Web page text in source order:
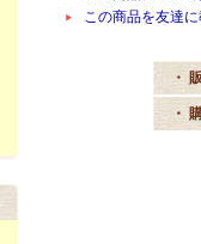
この商品を友達
・
・